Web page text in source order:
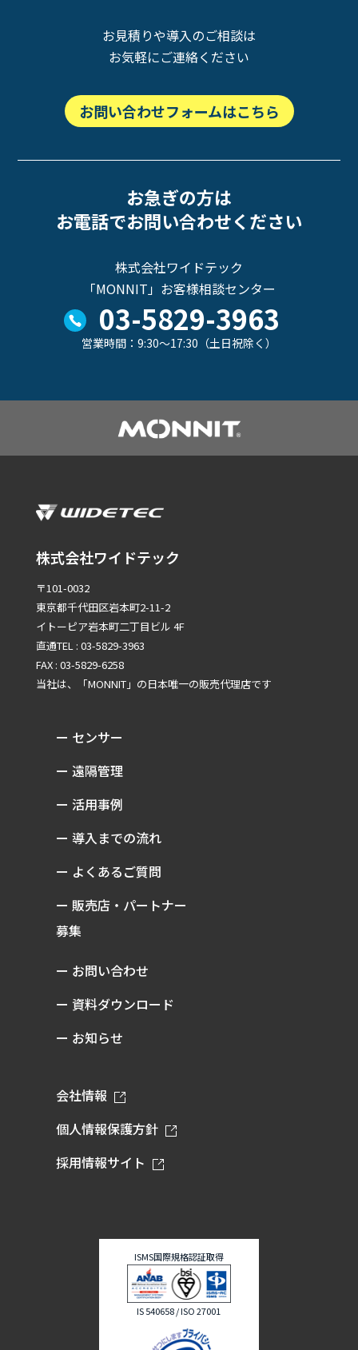
お見積りや導入のご相談は
お気軽にご連絡ください
お問い合わせフォームはこちら
お急ぎの方は
お電話でお問い合わせください
株式会社ワイドテック
「MONNIT」お客様相談センター
03-5829-3963
営業時間：9:30～17:30（土日祝除く）
株式会社ワイドテック
〒101-0032
東京都千代田区岩本町2-11-2
イトーピア岩本町二丁目ビル 4F
直通TEL : 03-5829-3963
FAX : 03-5829-6258
当社は、「MONNIT」の日本唯一の販売代理店です
ー センサー
ー 遠隔管理
ー 活用事例
ー 導入までの流れ
ー よくあるご質問
ー 販売店・パートナー
募集
ー お問い合わせ
ー 資料ダウンロード
ー お知らせ
会社情報
個人情報保護方針
採用情報サイト
ISMS国際規格認証取得
IS 540658 / ISO 27001